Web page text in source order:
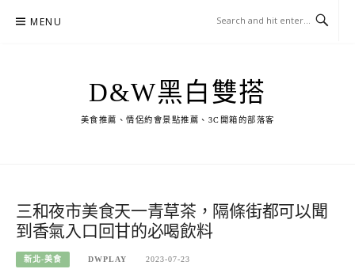
MENU
D&W黑白雙搭
美食推薦、情侶約會景點推薦、3C開箱的部落客
三和夜市美食天一青草茶，隔條街都可以聞
到香氣入口回甘的必喝飲料
新北-美食 DWPLAY 2023-07-23